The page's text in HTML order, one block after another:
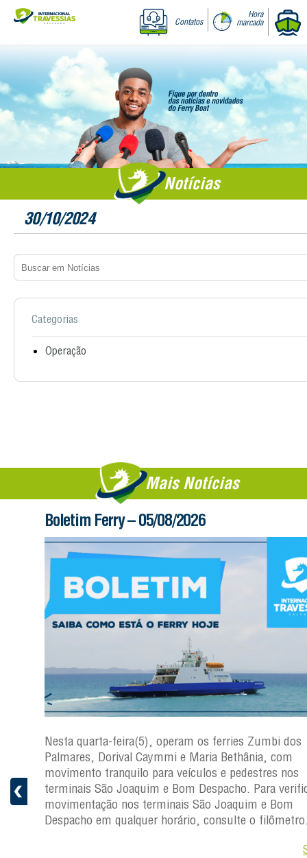
Contatos
Hora
marcada
Notícias
30/10/2024
Categorias
Operação
Mais Notícias
a
Boletim Ferry – 05/08/2026
Nesta quarta-feira(5), operam os ferries Zumbi dos
Palmares, Dorival Caymmi e Maria Bethânia, com
movimento tranquilo para veículos e pedestres nos
terminais São Joaquim e Bom Despacho. Para
movimentação nos terminais São Joaquim e Bom
Despacho em qualquer horário, consulte o